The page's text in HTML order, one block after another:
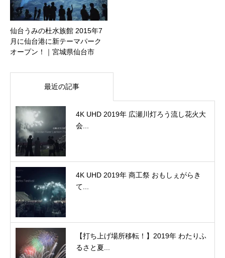
仙台うみの杜水族館 2015年7
月に仙台港に新テーマパーク
オープン！｜宮城県仙台市
最近の記事
4K UHD 2019年 広瀬川灯ろう流し花火大
会...
4K UHD 2019年 商工祭 おもしぇがらき
て...
【打ち上げ場所移転！】2019年 わたりふ
るさと夏...